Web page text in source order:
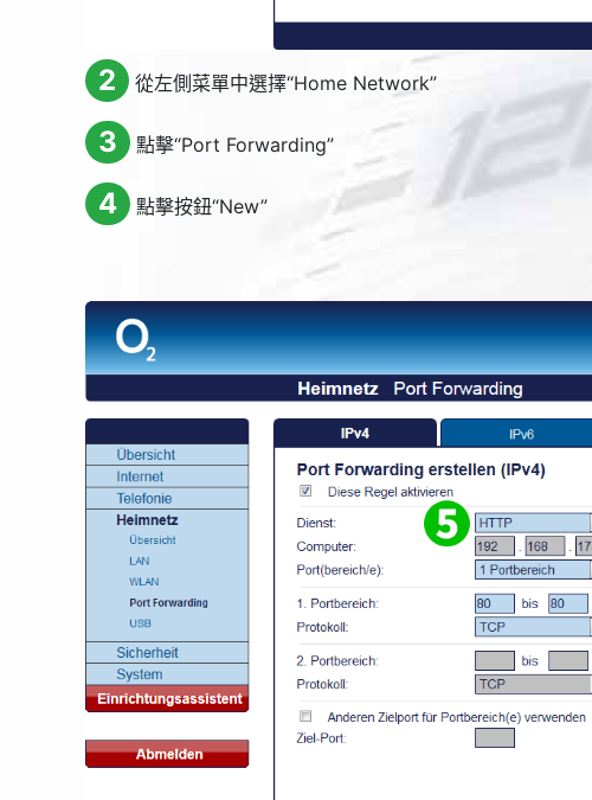
2 從左側菜單中選擇“Home Network”
3 點擊“Port Forwarding”
4 點擊按鈕“New”